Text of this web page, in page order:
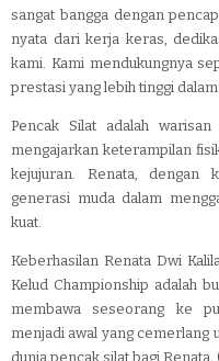
sangat bangga dengan
nyata dari kerja keras,
kami. Kami mendukungnya
prestasi yang lebih tinggi
Pencak Silat adalah
mengajarkan keterampilan
kejujuran. Renata, dengan
generasi muda dalam
kuat.
Keberhasilan Renata Dwi
Kelud Championship adalah
membawa seseorang ke
menjadi awal yang cemerlang
dunia pencak silat bagi